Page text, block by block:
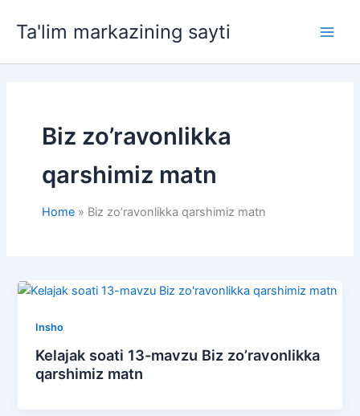
Ta'lim markazining sayti
Biz zo’ravonlikka
qarshimiz matn
Home Biz zo’ravonlikka qarshimiz matn
Insho
Kelajak soati 13-mavzu Biz zo’ravonlikka
qarshimiz matn